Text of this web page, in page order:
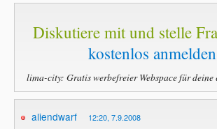
Diskutiere mit und stelle
kostenlos anmelden
lima-city: Gratis werbefreier Webspace für deine
aliendwarf 12:20, 7.9.2008